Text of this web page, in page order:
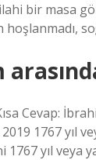
bir masa
Cevap:
1767 yıl
yıl veya